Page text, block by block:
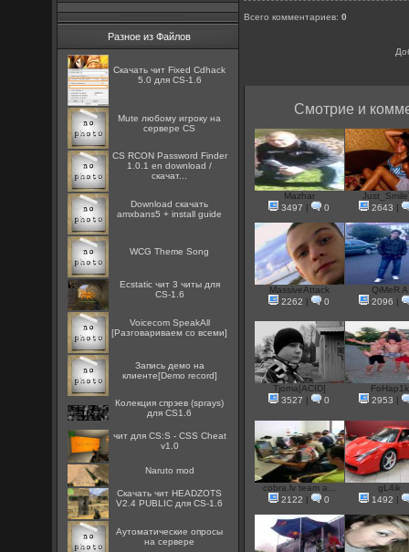
Разное из Файлов
Скачать чит Fixed Cdhack
5.0 для CS-1.6
Mute любому игроку на
сервере CS
CS RCON Password Finder
1.0.1 en download /
скачат...
Download скачать
amxbans5 + install guide
WCG Theme Song
Ecstatic чит 3 читы для
CS-1.6
Voicecom SpeakAll
[Разговариваем со всеми]
Запись демо на
клиенте[Demo record]
Колекция спрэев (sprays)
для CS1.6
чит для CS:S - CSS Cheat
v1.0
Naruto mod
Скачать чит HEADZOTS
V2.4 PUBLIC для CS-1.6
Аутоматические опросы
на сервере
Всего комментариев:0
Смотрие и
Mazhar
3497
| 0
2643
|
MassiveAttack
2262
| 0
QiMeR A
2096
|
Tjoma[ACID]
3527
| 0
FoHap1k
2953
|
cobra.lv team a...
2122
| 0
gL4ik
1492
|